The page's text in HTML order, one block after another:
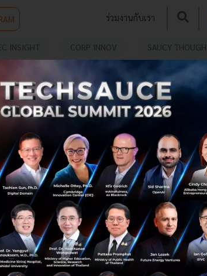
ร่วมงานกับเรา
INSIGHT CORP INNOV SAUCY
อกสารและการบัญชีจะหมดไป เมื่อมี AI มา
นดี
บงานบัญชี หรืองานเอกสารที่น่าปวดหัว เพราะ
AI จะมาช่วยแก้ไขงานเหล่านี้อย่างมี
2024| By
Techsauce Team
ZTRUS บัญชี Account